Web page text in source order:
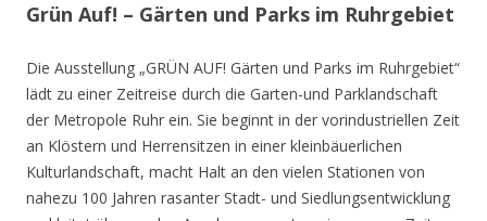
Grün Auf! – Gärten und Parks im Ruhrgebiet
Die Ausstellung „GRÜN AUF! Gärten und Parks im Ruhrgebiet“
lädt zu einer Zeitreise durch die Garten-und Parklandschaft
der Metropole Ruhr ein. Sie beginnt in der vorindustriellen Zeit
an Klöstern und Herrensitzen in einer kleinbäuerlichen
Kulturlandschaft, macht Halt an den vielen Stationen von
nahezu 100 Jahren rasanter Stadt- und Siedlungsentwicklung